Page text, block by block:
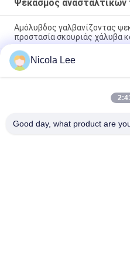
Ψεκασμός
Αμόλυβδος γαλβανίζοντας
προστασία σκουριάς χάλυβα
Κρύος γαλβανίζοντας
παραγόντων διάβρωσης για
σκουριάς χάλυβα
Ελεύθερος ασημένιος
Nicola Lee
Good day, what product are